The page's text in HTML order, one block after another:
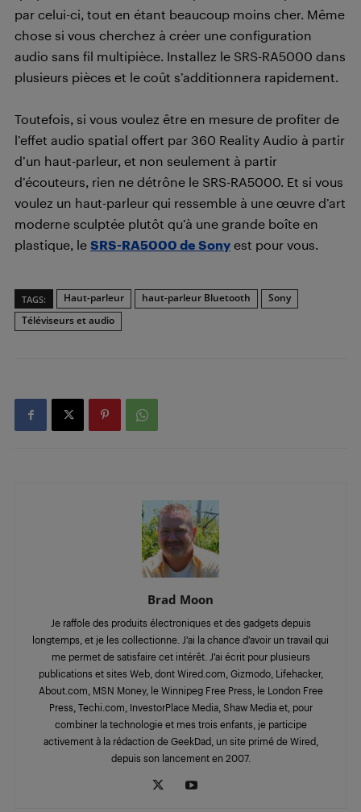
par celui-ci, tout en étant beaucoup moins cher. Même
chose si vous cherchez à créer une configuration
audio sans fil multipièce. Installez le SRS-RA5000 dans
plusieurs pièces et le coût s’additionnera rapidement.
Toutefois, si vous voulez être en mesure de profiter de
l’effet audio spatial offert par 360 Reality Audio à partir
d’un haut-parleur, et non seulement à partir
d’écouteurs, rien ne détrône le SRS-RA5000. Et si vous
voulez un haut-parleur qui ressemble à une œuvre d’art
moderne sculptée plutôt qu’à une grande boîte en
plastique, le SRS-RA5000 de Sony est pour vous.
TAGS: Haut-parleur haut-parleur Bluetooth
Sony
Téléviseurs et audio
Brad Moon
Je raffole des produits électroniques et des gadgets depuis
longtemps, et je les collectionne. J’ai la chance d’avoir un travail qui
me permet de satisfaire cet intérêt. J’ai écrit pour plusieurs
publications et sites Web, dont Wired.com, Gizmodo, Lifehacker,
About.com, MSN Money, le Winnipeg Free Press, le London Free
Press, Techi.com, InvestorPlace Media, Shaw Media et, pour
combiner la technologie et mes trois enfants, je participe
activement à la rédaction de GeekDad, un site primé de Wired,
depuis son lancement en 2007.